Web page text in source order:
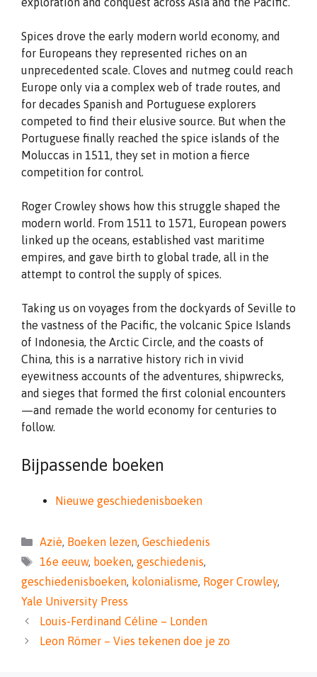
Spices drove the early modern world economy, and
for Europeans they represented riches on an
unprecedented scale. Cloves and nutmeg could reach
Europe only via a complex web of trade routes, and
for decades Spanish and Portuguese explorers
competed to find their elusive source. But when the
Portuguese finally reached the spice islands of the
Moluccas in 1511, they set in motion a fierce
competition for control.
Roger Crowley shows how this struggle shaped the
modern world. From 1511 to 1571, European powers
linked up the oceans, established vast maritime
empires, and gave birth to global trade, all in the
attempt to control the supply of spices.
Taking us on voyages from the dockyards of Seville to
the vastness of the Pacific, the volcanic Spice Islands
of Indonesia, the Arctic Circle, and the coasts of
China, this is a narrative history rich in vivid
eyewitness accounts of the adventures, shipwrecks,
and sieges that formed the first colonial encounters
—and remade the world economy for centuries to
follow.
Bijpassende boeken
Nieuwe geschiedenisboeken
Categorieën
Azië, Boeken lezen, Geschiedenis
Tags
16e eeuw, boeken, geschiedenis,
geschiedenisboeken, kolonialisme, Roger Crowley,
Yale University Press
Louis-Ferdinand Céline – Londen
Leon Römer – Vies tekenen doe je zo